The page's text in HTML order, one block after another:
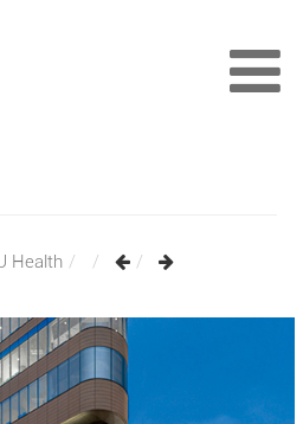
Health